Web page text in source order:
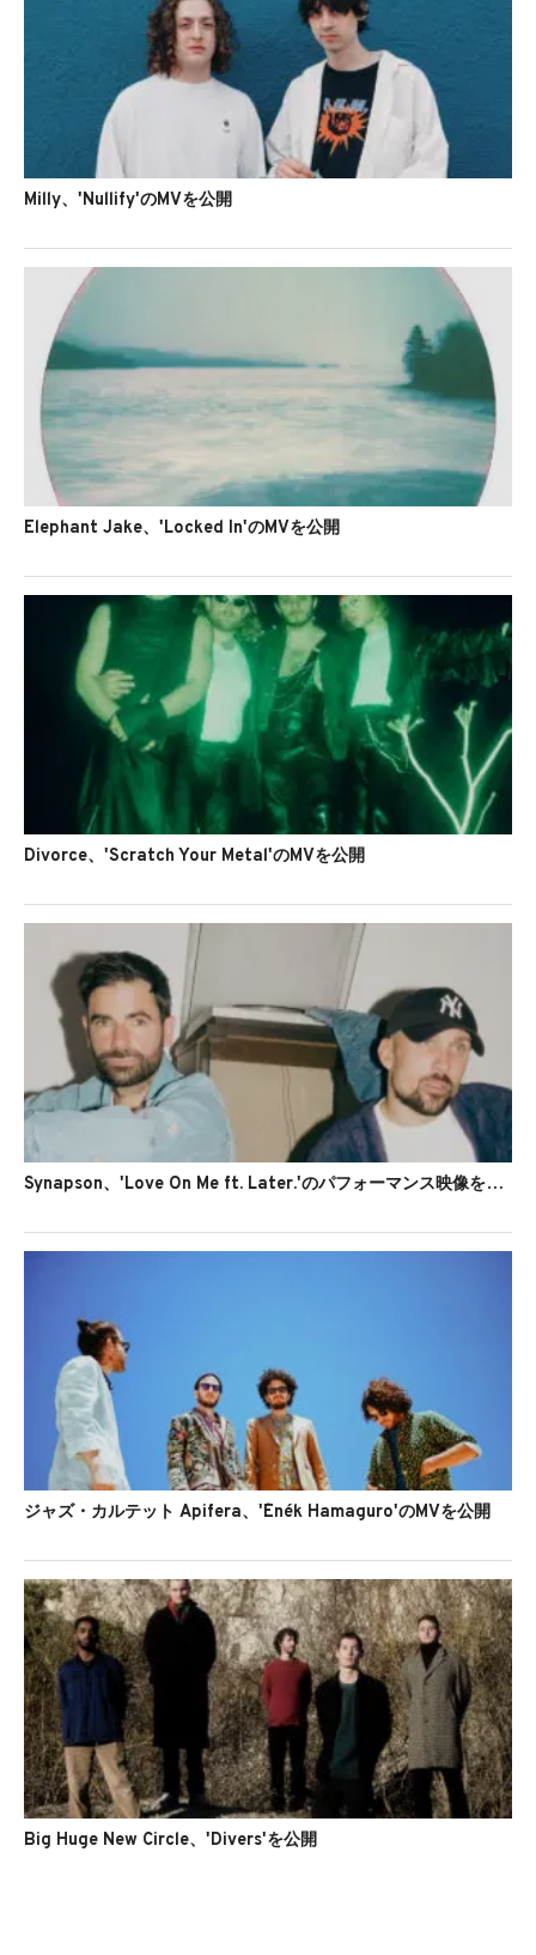
Milly、'Nullify'のMVを公開
Elephant Jake、'Locked In'のMVを公開
Divorce、'Scratch Your Metal'のMVを公開
Synapson、'Love On Me ft. Later.'のパフォーマンス映像を公開
ジャズ・カルテット Apifera、'Énék Hamaguro'のMVを公開
Big Huge New Circle、'Divers'を公開